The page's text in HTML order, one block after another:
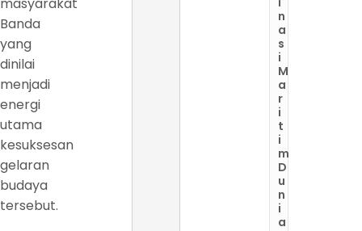
Banda
yang
dinilai
menjadi
energi
utama
kesuksesan
gelaran
budaya
tersebut.
n
a
s
i
M
a
r
i
t
i
m
D
u
n
i
a